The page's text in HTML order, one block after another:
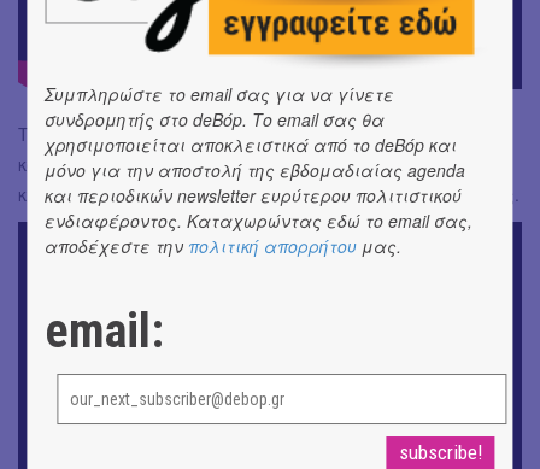
To “Cure for Me” με το πανίσχυρο μήνυμα για την LGBTQ
κοινότητα και τον εθιστικό dance ρυθμό του, αποτελεί εδώ
και λίγα χρόνια μια κορυφαία στιγμή των συναυλιών της.
Συμπληρώστε το email σας για να γίνετε
συνδρομητής στο deBόp. Το email σας θα
χρησιμοποιείται αποκλειστικά από το deBόp και
μόνο για την αποστολή της εβδομαδιαίας agenda
και περιοδικών newsletter ευρύτερου πολιτιστικού
ενδιαφέροντος. Καταχωρώντας εδώ το email σας,
αποδέχεστε την πολιτική απορρήτου μας.
email: